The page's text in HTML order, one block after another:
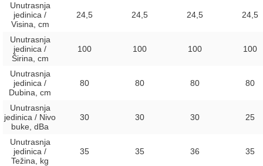
Unutrasnja
jedinica /
Visina, сm
24,5 24,5 24,5 24,5
Unutrasnja
jedinica /
Širina, сm
100 100 100 100
Unutrasnja
jedinica /
Dubina, сm
80 80 80 80
Unutrasnja
jedinica / Nivo
buke, dBa
30 30 30 25
Unutrasnja
jedinica /
Težina, kg
35 35 36 35